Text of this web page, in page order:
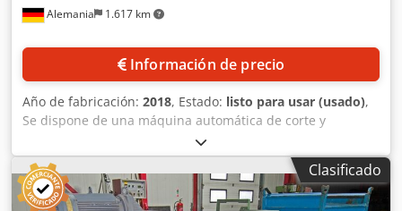
Alemania 1.617 km
Información de precio
Año de fabricación: 2018, Estado: listo para usar (usado),
Se dispone de una máquina automática de corte y
rebobinado (slitter-rewinder) Jurmet. Kilometraje total:
aproximadamente 8900 km, anchura de trabajo máxima:
1600 mm, anchura mínima del rollo matriz: 300 mm,
diámetro máximo del rollo matriz: 1000 mm, diámetro
Clasificado